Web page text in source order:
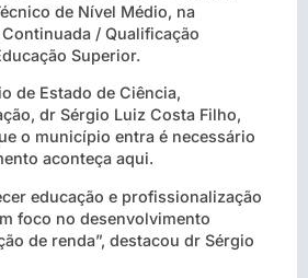
de Nível Médio, na
/ Qualificação
Superior.
de Estado de Ciência,
dr Sérgio Luiz Costa Filho,
o município entra é necessário
aconteça aqui.
educação e profissionalização
foco no desenvolvimento
de renda”, destacou dr Sérgio